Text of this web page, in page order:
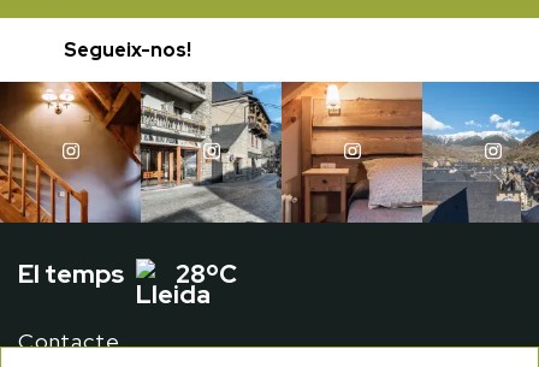
Segueix-nos!
El temps 28ºC
Contacte